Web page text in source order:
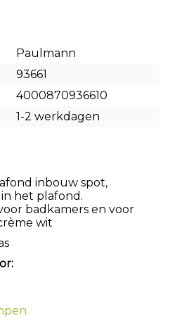
Paulmann
93661
4000870936610
1-2 werkdagen
inbouw spot,
het plafond.
badkamers en voor
wit